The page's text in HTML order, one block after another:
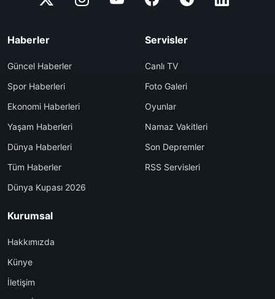
Haberler
Güncel Haberler
Spor Haberleri
Ekonomi Haberleri
Yaşam Haberleri
Dünya Haberleri
Tüm Haberler
Dünya Kupası 2026
Servisler
Canlı TV
Foto Galeri
Oyunlar
Namaz Vakitleri
Son Depremler
RSS Servisleri
Kurumsal
Hakkımızda
Künye
İletişim